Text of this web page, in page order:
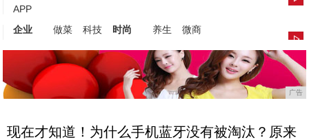
APP
企业
做菜 科技 时尚 养生 微商
广告
现在才知道！为什么手机蓝牙没有被淘汰？原来